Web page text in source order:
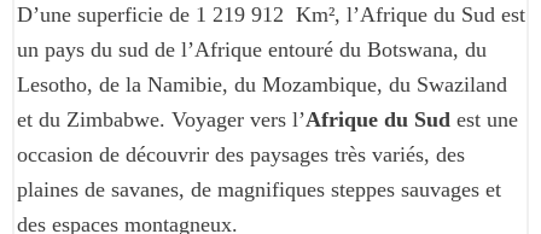
D’une superficie de 1 219 912 Km², l’Afrique du Sud est
un pays du sud de l’Afrique entouré du Botswana, du
Lesotho, de la Namibie, du Mozambique, du Swaziland
et du Zimbabwe. Voyager vers l’Afrique du Sud est une
occasion de découvrir des paysages très variés, des
plaines de savanes, de magnifiques steppes sauvages et
des espaces montagneux.